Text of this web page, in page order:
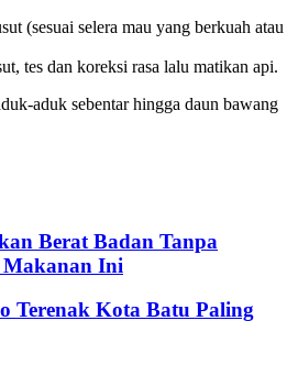
(sesuai selera mau yang berkuah atau
tes dan koreksi rasa lalu matikan api.
aduk sebentar hingga daun bawang
Berat Badan Tanpa
Ini
Terenak Kota Batu Paling